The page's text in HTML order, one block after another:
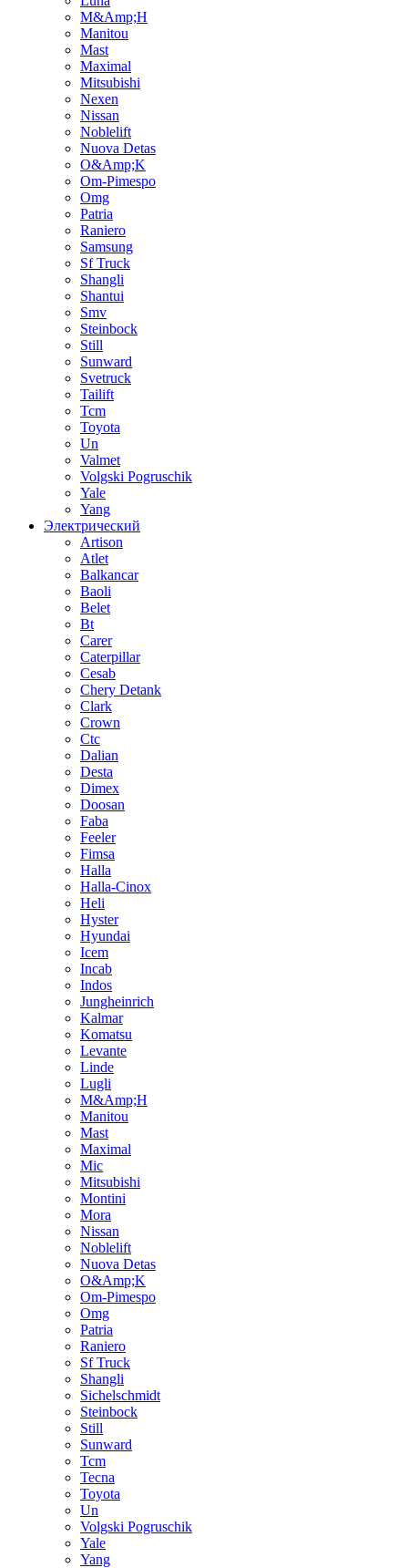
M&Amp;H
Manitou
Mast
Maximal
Mitsubishi
Nexen
Nissan
Noblelift
Nuova Detas
O&Amp;K
Om-Pimespo
Omg
Patria
Raniero
Samsung
Sf Truck
Shangli
Shantui
Smv
Steinbock
Still
Sunward
Svetruck
Tailift
Tcm
Toyota
Un
Valmet
Volgski Pogruschik
Yale
Yang
Электрический
Artison
Atlet
Balkancar
Baoli
Belet
Bt
Carer
Caterpillar
Cesab
Chery Detank
Clark
Crown
Ctc
Dalian
Desta
Dimex
Doosan
Faba
Feeler
Fimsa
Halla
Halla-Cinox
Heli
Hyster
Hyundai
Icem
Incab
Indos
Jungheinrich
Kalmar
Komatsu
Levante
Linde
Lugli
M&Amp;H
Manitou
Mast
Maximal
Mic
Mitsubishi
Montini
Mora
Nissan
Noblelift
Nuova Detas
O&Amp;K
Om-Pimespo
Omg
Patria
Raniero
Sf Truck
Shangli
Sichelschmidt
Steinbock
Still
Sunward
Tcm
Tecna
Toyota
Un
Volgski Pogruschik
Yale
Yang